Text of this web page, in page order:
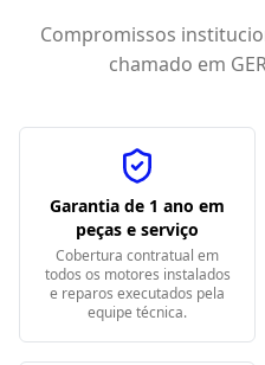
Compromissos
chamado em
Garantia de 1 ano em
peças e serviço
Cobertura contratual em
todos os motores instalados
e reparos executados pela
equipe técnica.